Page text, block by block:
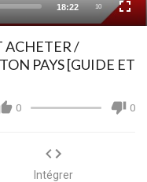
18:22 10
ACHETER /
PAYS [GUIDE ET
0 0
Intégrer